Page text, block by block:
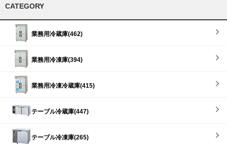
CATEGORY
業務用冷蔵庫(462)
業務用冷凍庫(394)
業務用冷凍冷蔵庫(415)
テーブル冷蔵庫(447)
テーブル冷凍庫(265)